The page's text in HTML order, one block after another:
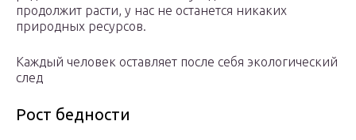
продолжит расти, у нас не останется никаких
природных ресурсов.
Каждый человек оставляет после себя экологический
след
Рост бедности